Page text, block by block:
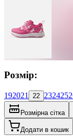
Розмір:
192021 22 232425
Розмірна сітка
Додати в кошик